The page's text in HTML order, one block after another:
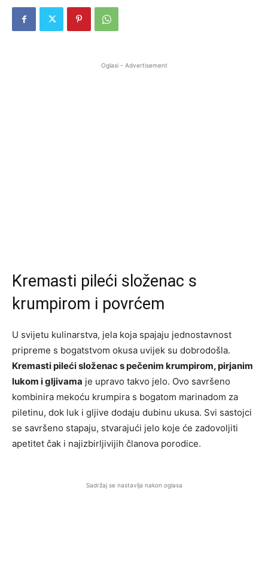
Oglasi - Advertisement
Kremasti pileći složenac s
krumpirom i povrćem
U svijetu kulinarstva, jela koja spajaju jednostavnost
pripreme s bogatstvom okusa uvijek su dobrodošla.
Kremasti pileći složenac s pečenim krumpirom, pirjanim
lukom i gljivama je upravo takvo jelo. Ovo savršeno
kombinira mekoću krumpira s bogatom marinadom za
piletinu, dok luk i gljive dodaju dubinu ukusa. Svi sastojci
se savršeno stapaju, stvarajući jelo koje će zadovoljiti
apetitet čak i najizbirljivijih članova porodice.
Sadržaj se nastavlja nakon oglasa